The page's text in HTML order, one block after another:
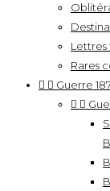
Lettres
Rares
  Guerre
 